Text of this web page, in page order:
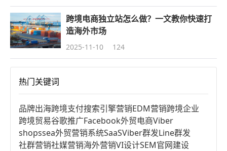
跨境电商独立站怎么做？一文教你快速打
造海外市场
2025-11-10 124
热门关键词
品牌出海跨境支付搜索引擎营销EDM营销跨境企业
跨境贸易谷歌推广Facebook外贸电商Viber
shopssea外贸营销系统SaaSViber群发Line群发
社群营销社媒营销海外营销VI设计SEM官网建设